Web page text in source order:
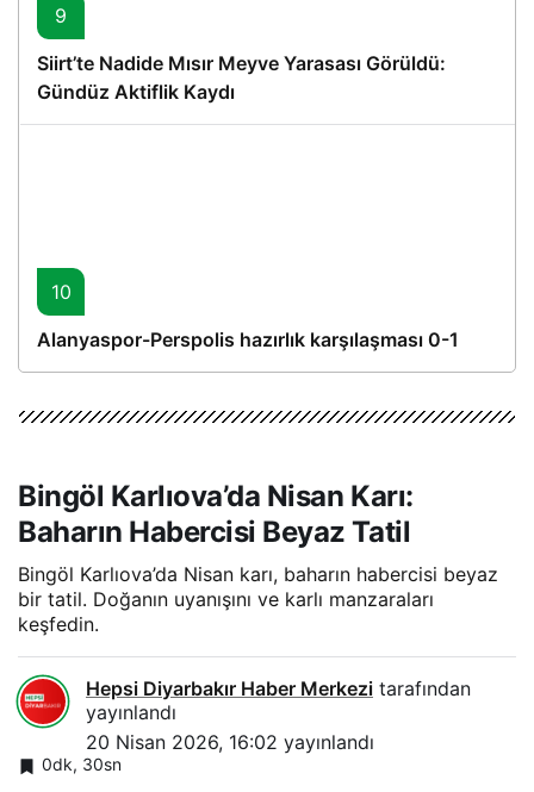
9
Siirt’te Nadide Mısır Meyve Yarasası Görüldü:
Gündüz Aktiflik Kaydı
10
Alanyaspor-Perspolis hazırlık karşılaşması 0-1
Bingöl Karlıova’da Nisan Karı:
Baharın Habercisi Beyaz Tatil
Bingöl Karlıova’da Nisan karı, baharın habercisi beyaz
bir tatil. Doğanın uyanışını ve karlı manzaraları
keşfedin.
Hepsi Diyarbakır Haber Merkezi tarafından
yayınlandı
20 Nisan 2026, 16:02 yayınlandı
0dk, 30sn